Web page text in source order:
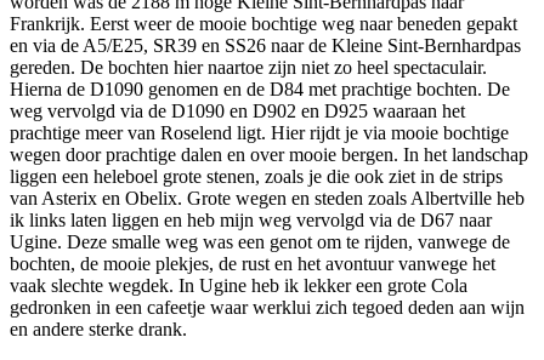
Frankrijk. Eerst weer de mooie bochtige weg naar beneden gepakt
en via de A5/E25, SR39 en SS26 naar de Kleine Sint-Bernhardpas
gereden. De bochten hier naartoe zijn niet zo heel spectaculair.
Hierna de D1090 genomen en de D84 met prachtige bochten. De
weg vervolgd via de D1090 en D902 en D925 waaraan het
prachtige meer van Roselend ligt. Hier rijdt je via mooie bochtige
wegen door prachtige dalen en over mooie bergen. In het landschap
liggen een heleboel grote stenen, zoals je die ook ziet in de strips
van Asterix en Obelix. Grote wegen en steden zoals Albertville heb
ik links laten liggen en heb mijn weg vervolgd via de D67 naar
Ugine. Deze smalle weg was een genot om te rijden, vanwege de
bochten, de mooie plekjes, de rust en het avontuur vanwege het
vaak slechte wegdek. In Ugine heb ik lekker een grote Cola
gedronken in een cafeetje waar werklui zich tegoed deden aan wijn
en andere sterke drank.